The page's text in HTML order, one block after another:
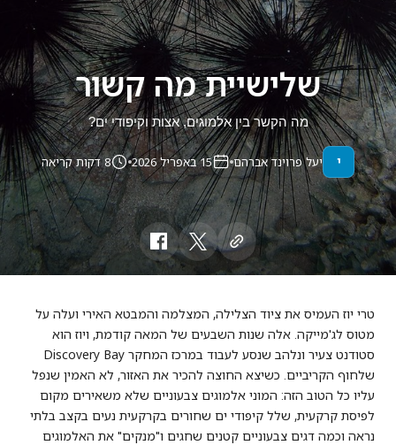
שלישיית מה קשור
מה הקשר בין אלמוגים, אצות וקיפודי ים?
י יעל פרוינד אברהם 15 באפריל 2026 8 דקות קריאה
טרי יוז העמיס את ציוד הצלילה, המצלמה והמבטא האירי ועלה על
מטוס לג'מייקה. אלה שנות השבעים של המאה קודמת, ויוז הוא
סטודנט צעיר ונלהב שנסע לעבוד במרכז המחקר Discovery Bay
שלחוף הקריביים. כשיצא החוצה להכיר את האזור, לא האמין שנפל
עליו כל הטוב הזה: המוני אלמוגים צבעוניים שלא משאירים מקום
לפיסת קרקעית, שלל קיפודי ים שחורים בקרקעית נעים בקצב בלתי
נראה וכמה דגים צבעוניים קטנים שחגים ו"מנקים" את האלמוגים